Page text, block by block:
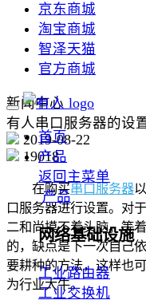
京东商城
淘宝商城
智泽天猫
官方商城
首页
产品
返回主菜单
产品
网络基础设施
工业路由器
工业交换机
新闻中心
有人串口服务器的设
2019-08-22
19018
在购买串口服务器
口服务器进行设置。对
二和尚摸不着头脑。等
的，缺点是下一次自己
要耕种的方法，这样也
为行业大牛。